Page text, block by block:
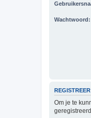
Wachtwoord:
REGISTREER
Om je te